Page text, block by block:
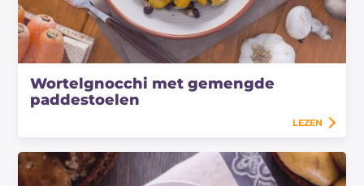
Wortelgnocchi met gemengde
paddestoelen
LEZEN